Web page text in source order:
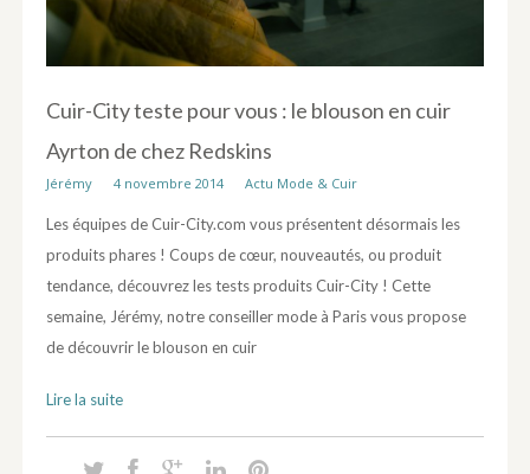
Cuir-City teste pour vous : le blouson en cuir
Ayrton de chez Redskins
Jérémy 4 novembre 2014 Actu Mode & Cuir
Les équipes de Cuir-City.com vous présentent désormais les
produits phares ! Coups de cœur, nouveautés, ou produit
tendance, découvrez les tests produits Cuir-City ! Cette
semaine, Jérémy, notre conseiller mode à Paris vous propose
de découvrir le blouson en cuir
Lire la suite